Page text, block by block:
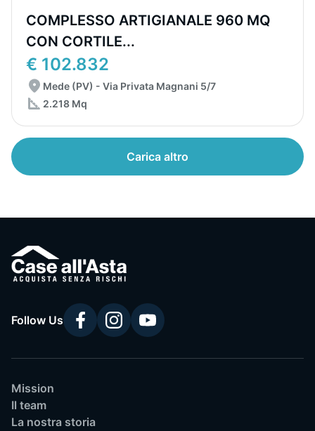
COMPLESSO ARTIGIANALE 960 MQ
CON CORTILE...
€ 102.832
Mede (PV) - Via Privata Magnani 5/7
2.218 Mq
Carica altro
Follow Us
Mission
Il team
La nostra storia